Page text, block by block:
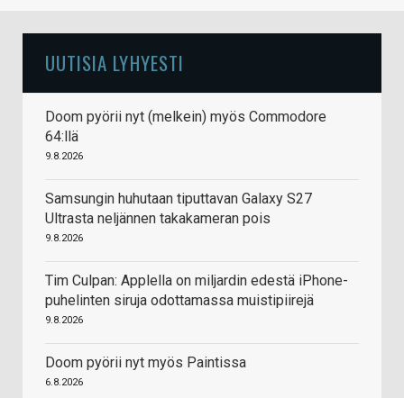
UUTISIA LYHYESTI
Doom pyörii nyt (melkein) myös Commodore
64:llä
9.8.2026
Samsungin huhutaan tiputtavan Galaxy S27
Ultrasta neljännen takakameran pois
9.8.2026
Tim Culpan: Applella on miljardin edestä iPhone-
puhelinten siruja odottamassa muistipiirejä
9.8.2026
Doom pyörii nyt myös Paintissa
6.8.2026